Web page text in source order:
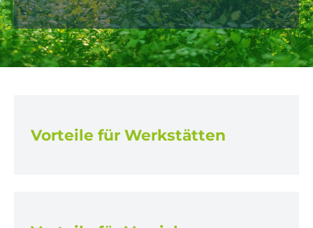
Vorteile für Werkstätten